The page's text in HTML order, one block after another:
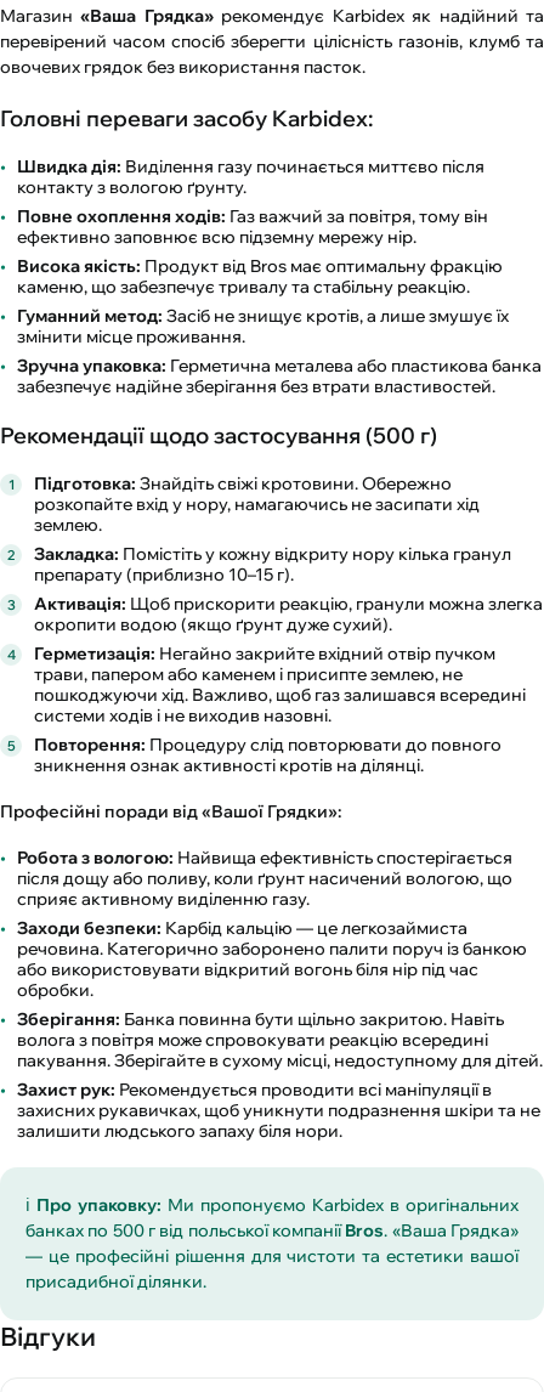
Магазин«Ваша Грядка»рекомендує Karbidex як надійний та
перевірений часом спосіб зберегти цілісність газонів, клумб та
овочевих грядок без використання пасток.
Головні переваги засобу Karbidex:
Швидка дія: Виділення газу починається миттєво після
контакту з вологою ґрунту.
Повне охоплення ходів: Газ важчий за повітря, тому він
ефективно заповнює всю підземну мережу нір.
Висока якість: Продукт від Bros має оптимальну фракцію
каменю, що забезпечує тривалу та стабільну реакцію.
Гуманний метод: Засіб не знищує кротів, а лише змушує їх
змінити місце проживання.
Зручна упаковка: Герметична металева або пластикова банка
забезпечує надійне зберігання без втрати властивостей.
Рекомендації щодо застосування (500 г)
Підготовка: Знайдіть свіжі кротовини. Обережно
розкопайте вхід у нору, намагаючись не засипати хід
землею.
Закладка: Помістіть у кожну відкриту нору кілька гранул
препарату (приблизно 10–15 г).
Активація: Щоб прискорити реакцію, гранули можна злегка
окропити водою (якщо ґрунт дуже сухий).
Герметизація: Негайно закрийте вхідний отвір пучком
трави, папером або каменем і присипте землею, не
пошкоджуючи хід. Важливо, щоб газ залишався всередині
системи ходів і не виходив назовні.
Повторення: Процедуру слід повторювати до повного
зникнення ознак активності кротів на ділянці.
Професійні поради від «Вашої Грядки»:
Робота з вологою: Найвища ефективність спостерігається
після дощу або поливу, коли ґрунт насичений вологою, що
сприяє активному виділенню газу.
Заходи безпеки: Карбід кальцію — це легкозаймиста
речовина. Категорично заборонено палити поруч із банкою
або використовувати відкритий вогонь біля нір під час
обробки.
Зберігання: Банка повинна бути щільно закритою. Навіть
волога з повітря може спровокувати реакцію всередині
пакування. Зберігайте в сухому місці, недоступному для дітей.
Захист рук: Рекомендується проводити всі маніпуляції в
захисних рукавичках, щоб уникнути подразнення шкіри та не
залишити людського запаху біля нори.
ℹ️ Про упаковку: Ми пропонуємо Karbidex в оригінальних
банках по 500 г від польської компаніїBros. «Ваша Грядка»
— це професійні рішення для чистоти та естетики вашої
присадибної ділянки.
Відгуки